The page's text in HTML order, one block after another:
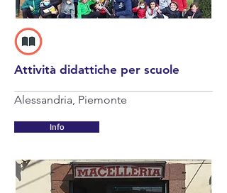
Attività didattiche per scuole
Alessandria, Piemonte
Info